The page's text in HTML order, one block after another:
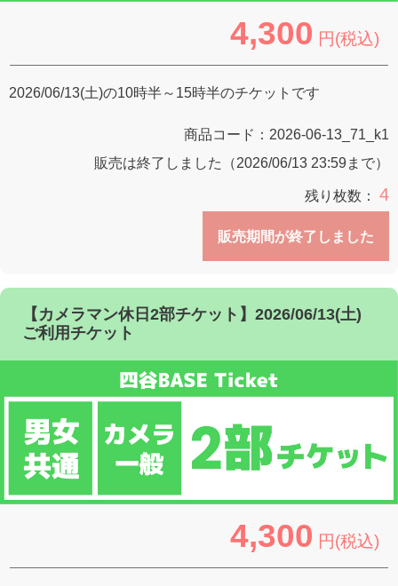
4,300 円(税込)
2026/06/13(土)の10時半～15時半のチケットです
商品コード： 2026-06-13_71_k1
販売は終了しました（2026/06/13 23:59まで）
残り枚数： 4
販売期間が終了しました
【カメラマン休日2部チケット】2026/06/13(土)
ご利用チケット
4,300 円(税込)